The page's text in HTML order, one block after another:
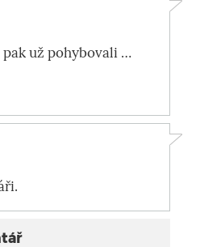
už pohybovali …